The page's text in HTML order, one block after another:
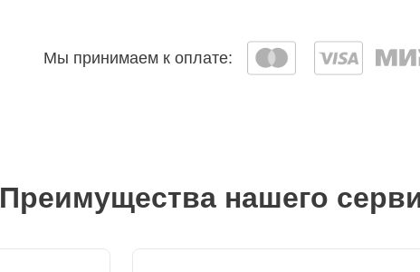
Мы принимаем к оплате:
Преимущества нашего